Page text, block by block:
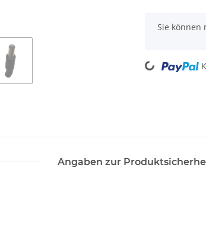
x
Sie können
Loading...
Angaben zur